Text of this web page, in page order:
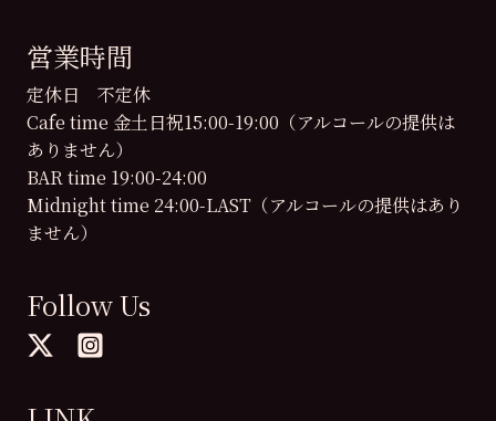
営業時間
定休日 不定休
Cafe time 金土日祝15:00-19:00（アルコールの提供は
ありません）
BAR time 19:00-24:00
Midnight time 24:00-LAST（アルコールの提供はあり
ません）
Follow Us